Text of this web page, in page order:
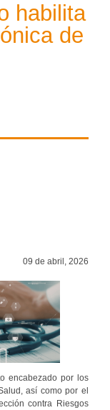
habilita
de
09 de abril, 2026
encabezado por los
así como por el
contra Riesgos